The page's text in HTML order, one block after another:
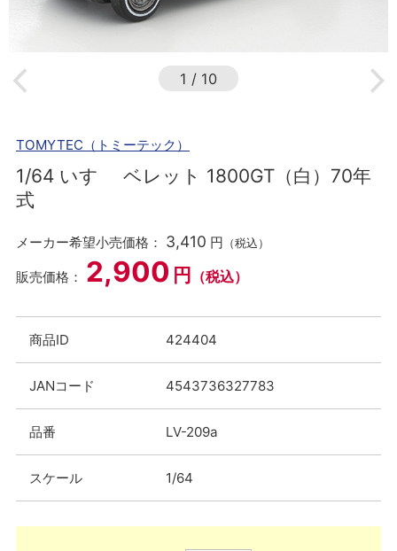
1 / 10
TOMYTEC（トミーテック）
1/64 いすゞ ベレット 1800GT（白）70年
式
メーカー希望小売価格： 3,410 円 （税込）
販売価格： 2,900 円 （税込）
商品ID 424404
JANコード 4543736327783
品番 LV-209a
スケール 1/64